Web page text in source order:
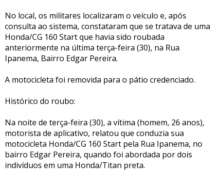
No local, os militares localizaram o veículo e, após
consulta ao sistema, constataram que se tratava de uma
Honda/CG 160 Start que havia sido roubada
anteriormente na última terça-feira (30), na Rua
Ipanema, Bairro Edgar Pereira.
A motocicleta foi removida para o pátio credenciado.
Histórico do roubo:
Na noite de terça-feira (30), a vítima (homem, 26 anos),
motorista de aplicativo, relatou que conduzia sua
motocicleta Honda/CG 160 Start pela Rua Ipanema, no
bairro Edgar Pereira, quando foi abordada por dois
indivíduos em uma Honda/Titan preta.